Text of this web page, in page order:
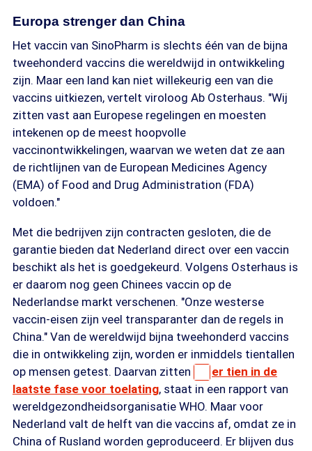
Europa strenger dan China
Het vaccin van SinoPharm is slechts één van de bijna
tweehonderd vaccins die wereldwijd in ontwikkeling
zijn. Maar een land kan niet willekeurig een van die
vaccins uitkiezen, vertelt viroloog Ab Osterhaus. "Wij
zitten vast aan Europese regelingen en moesten
intekenen op de meest hoopvolle
vaccinontwikkelingen, waarvan we weten dat ze aan
de richtlijnen van de European Medicines Agency
(EMA) of Food and Drug Administration (FDA)
voldoen."
Met die bedrijven zijn contracten gesloten, die de
garantie bieden dat Nederland direct over een vaccin
beschikt als het is goedgekeurd. Volgens Osterhaus is
er daarom nog geen Chinees vaccin op de
Nederlandse markt verschenen. "Onze westerse
vaccin-eisen zijn veel transparanter dan de regels in
China." Van de wereldwijd bijna tweehonderd vaccins
die in ontwikkeling zijn, worden er inmiddels tientallen
op mensen getest. Daarvan zitten
er tien in de
laatste fase voor toelating, staat in een rapport van
wereldgezondheidsorganisatie WHO. Maar voor
Nederland valt de helft van die vaccins af, omdat ze in
China of Rusland worden geproduceerd. Er blijven dus